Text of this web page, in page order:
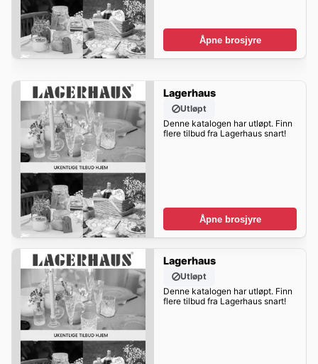
Åpne brosjyre
Lagerhaus
Utløpt
Denne katalogen har utløpt. Finn
flere tilbud fra Lagerhaus snart!
Åpne brosjyre
Lagerhaus
Utløpt
Denne katalogen har utløpt. Finn
flere tilbud fra Lagerhaus snart!